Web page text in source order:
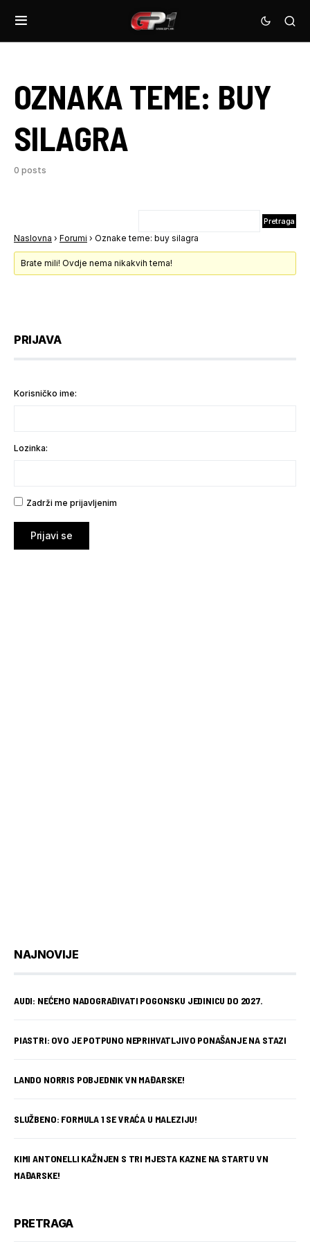
OZNAKA TEME: BUY
SILAGRA
0 posts
Naslovna › Forumi › Oznake teme: buy silagra
Brate mili! Ovdje nema nikakvih tema!
PRIJAVA
Korisničko ime:
Lozinka:
Zadrži me prijavljenim
Prijavi se
NAJNOVIJE
AUDI: NEĆEMO NADOGRAĐIVATI POGONSKU JEDINICU DO 2027.
PIASTRI: OVO JE POTPUNO NEPRIHVATLJIVO PONAŠANJE NA STAZI
LANDO NORRIS POBJEDNIK VN MAĐARSKE!
SLUŽBENO: FORMULA 1 SE VRAĆA U MALEZIJU!
KIMI ANTONELLI KAŽNJEN S TRI MJESTA KAZNE NA STARTU VN
MAĐARSKE!
PRETRAGA